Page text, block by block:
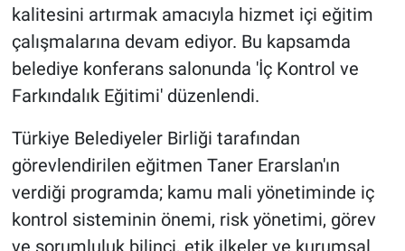
kalitesini artırmak amacıyla hizmet içi eğitim
çalışmalarına devam ediyor. Bu kapsamda
belediye konferans salonunda 'İç Kontrol ve
Farkındalık Eğitimi' düzenlendi.
Türkiye Belediyeler Birliği tarafından
görevlendirilen eğitmen Taner Erarslan'ın
verdiği programda; kamu mali yönetiminde iç
kontrol sisteminin önemi, risk yönetimi, görev